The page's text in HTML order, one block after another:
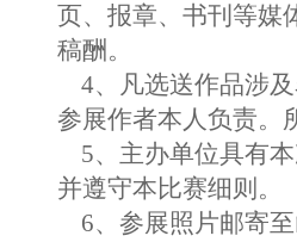
页、报章、书刊等媒
稿酬。
4、凡选送作品涉
参展作者本人负责。
5、主办单位具有
并遵守本比赛细则。
6、参展照片邮寄